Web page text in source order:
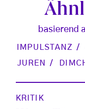
basierend
IMPULSTANZ
JUREN
KRITIK